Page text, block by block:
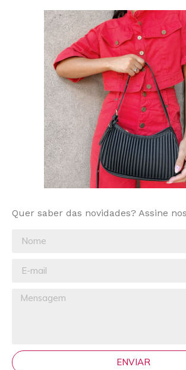
Quer saber das novidades? Assine
ENVIAR